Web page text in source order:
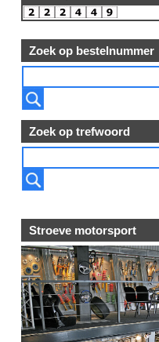
Zoek op bestelnummer
Zoek op trefwoord
Stroeve motorsport